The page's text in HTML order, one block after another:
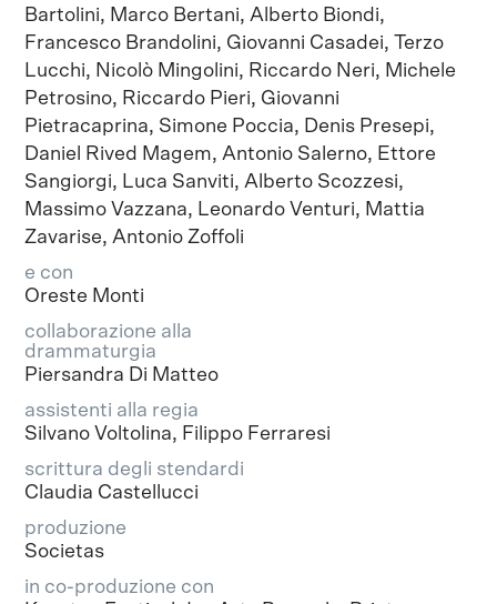
Bartolini, Marco Bertani, Alberto Biondi,
Francesco Brandolini, Giovanni Casadei, Terzo
Lucchi, Nicolò Mingolini, Riccardo Neri, Michele
Petrosino, Riccardo Pieri, Giovanni
Pietracaprina, Simone Poccia, Denis Presepi,
Daniel Rived Magem, Antonio Salerno, Ettore
Sangiorgi, Luca Sanviti, Alberto Scozzesi,
Massimo Vazzana, Leonardo Venturi, Mattia
Zavarise, Antonio Zoffoli
e con
Oreste Monti
collaborazione alla
drammaturgia
Piersandra Di Matteo
assistenti alla regia
Silvano Voltolina, Filippo Ferraresi
scrittura degli stendardi
Claudia Castellucci
produzione
Societas
in co-produzione con